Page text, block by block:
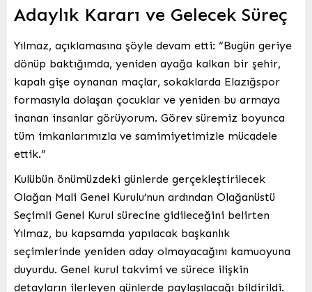
Adaylık Kararı ve Gelecek Süreç
Yılmaz, açıklamasına şöyle devam etti: “Bugün geriye
dönüp baktığımda, yeniden ayağa kalkan bir şehir,
kapalı gişe oynanan maçlar, sokaklarda Elazığspor
formasıyla dolaşan çocuklar ve yeniden bu armaya
inanan insanlar görüyorum. Görev süremiz boyunca
tüm imkanlarımızla ve samimiyetimizle mücadele
ettik.”
Kulübün önümüzdeki günlerde gerçekleştirilecek
Olağan Mali Genel Kurulu’nun ardından Olağanüstü
Seçimli Genel Kurul sürecine gidileceğini belirten
Yılmaz, bu kapsamda yapılacak başkanlık
seçimlerinde yeniden aday olmayacağını kamuoyuna
duyurdu. Genel kurul takvimi ve sürece ilişkin
detayların ilerleyen günlerde paylaşılacağı bildirildi.